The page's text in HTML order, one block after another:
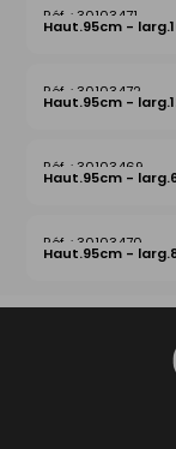
30103471
Haut.95cm -
30103472
Haut.95cm -
30103469
Haut.95cm -
30103470
Haut.95cm -